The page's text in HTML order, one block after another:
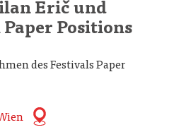
Erič und
Paper Positions
des Festivals Paper